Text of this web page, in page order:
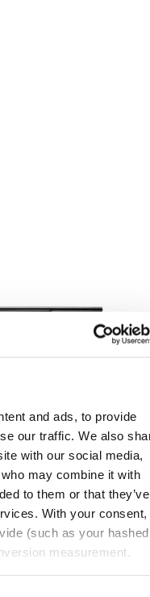
and ads, to provide
our traffic. We also
with our social media,
may combine it with
to them or that they’ve
With your consent,
(such as your hashed
measurement.